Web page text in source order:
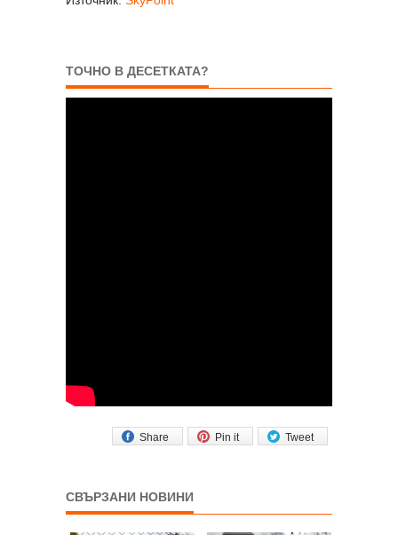
ТОЧНО В ДЕСЕТКАТА?
Tweet
Pin it
Share
СВЪРЗАНИ НОВИНИ